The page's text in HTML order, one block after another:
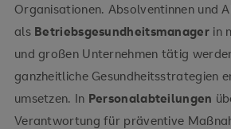
in der Rolle des
oder der BGM-Expertin professionell
Auswahl
passender Interventionsmethoden
kritische Reflexion von
Organisationen. Absolventinnen und
als Betriebsgesundheitsmanagerin
und großen Unternehmen tätig
ganzheitliche Gesundheitsstrategien
umsetzen. In Personalabteilungen
Verantwortung für präventive